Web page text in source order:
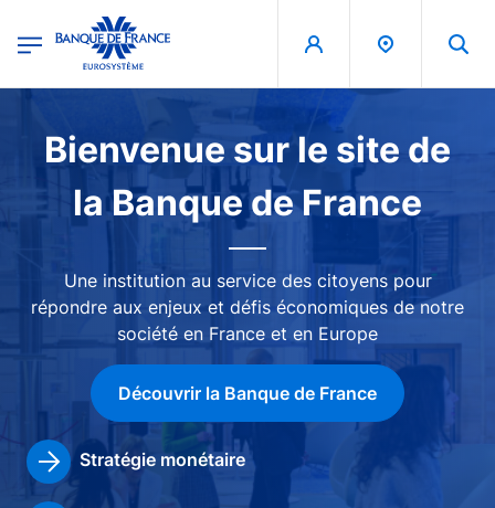
Banque de France - Menu Principal
Bienvenue sur le site de
la Banque de France
Une institution au service des citoyens pour
répondre aux enjeux et défis économiques de notre
société en France et en Europe
Découvrir la Banque de France
Stratégie monétaire